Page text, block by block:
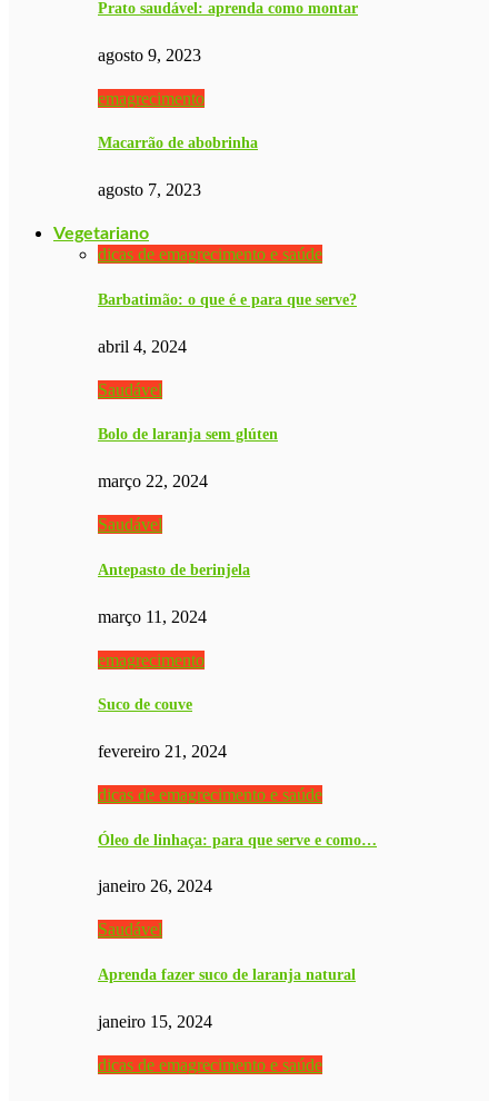
Prato saudável: aprenda como montar
agosto 9, 2023
emagrecimento
Macarrão de abobrinha
agosto 7, 2023
Vegetariano
dicas de emagrecimento e saúde
Barbatimão: o que é e para que serve?
abril 4, 2024
Saudável
Bolo de laranja sem glúten
março 22, 2024
Saudável
Antepasto de berinjela
março 11, 2024
emagrecimento
Suco de couve
fevereiro 21, 2024
dicas de emagrecimento e saúde
Óleo de linhaça: para que serve e como…
janeiro 26, 2024
Saudável
Aprenda fazer suco de laranja natural
janeiro 15, 2024
dicas de emagrecimento e saúde